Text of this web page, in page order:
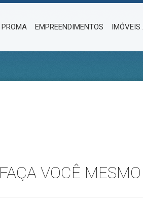
PROMA EMPREENDIMENTOS
FAÇA VOCÊ MESMO